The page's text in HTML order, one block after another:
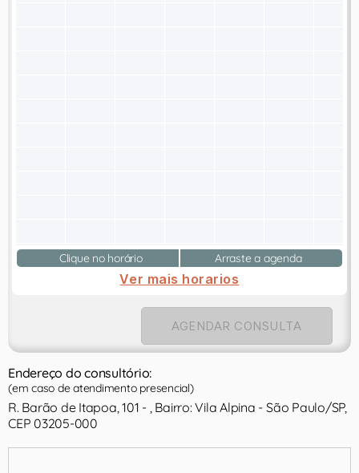
Clique no horário Arraste a agenda
Ver mais horarios
AGENDAR CONSULTA
Endereço do consultório:
(em caso de atendimento presencial)
R. Barão de Itapoa, 101 - , Bairro: Vila Alpina - São Paulo/SP,
CEP 03205-000